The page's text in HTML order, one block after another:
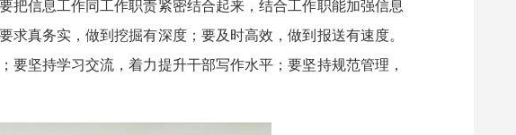
把信息工作同工作职责紧密结合起来，结合工作职能加强信息
真务实，做到挖掘有深度；要及时高效，做到报送有速度。
要坚持学习交流，着力提升干部写作水平；要坚持规范管理，